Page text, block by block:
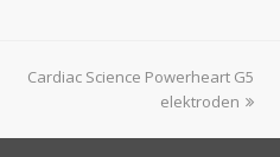
next
Cardiac Science Powerheart G5
elektroden